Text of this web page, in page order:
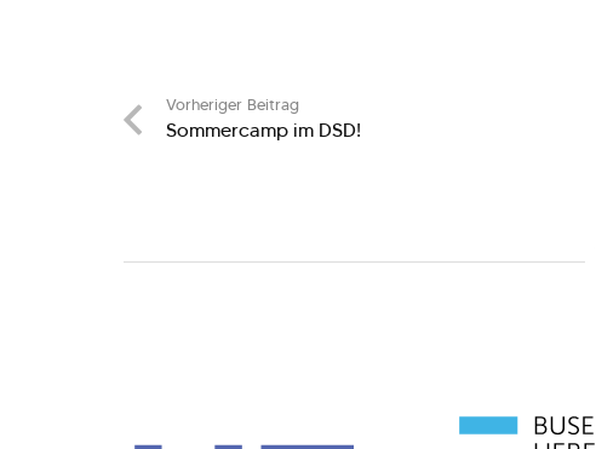
Vorheriger Beitrag
Sommercamp im DSD!